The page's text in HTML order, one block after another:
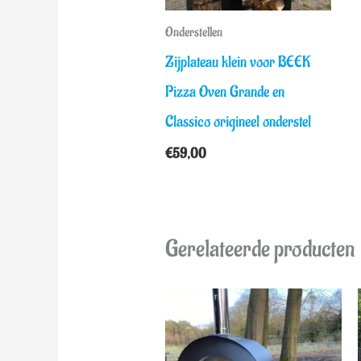
Onderstellen
Zijplateau klein voor BEEK
Pizza Oven Grande en
Classico origineel onderstel
€59,00
Gerelateerde producten